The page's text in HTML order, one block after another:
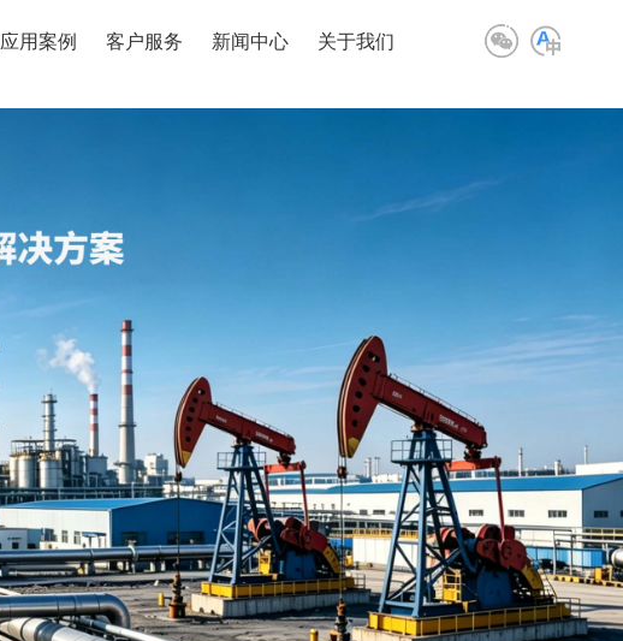
应用案例 客户服务 新闻中心 关于我们